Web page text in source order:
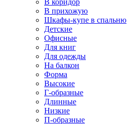
В коридор
В прихожую
Шкафы-купе в спальню
Детские
Офисные
Для книг
Для одежды
На балкон
Форма
Высокие
Г-образные
Длинные
Низкие
П-образные